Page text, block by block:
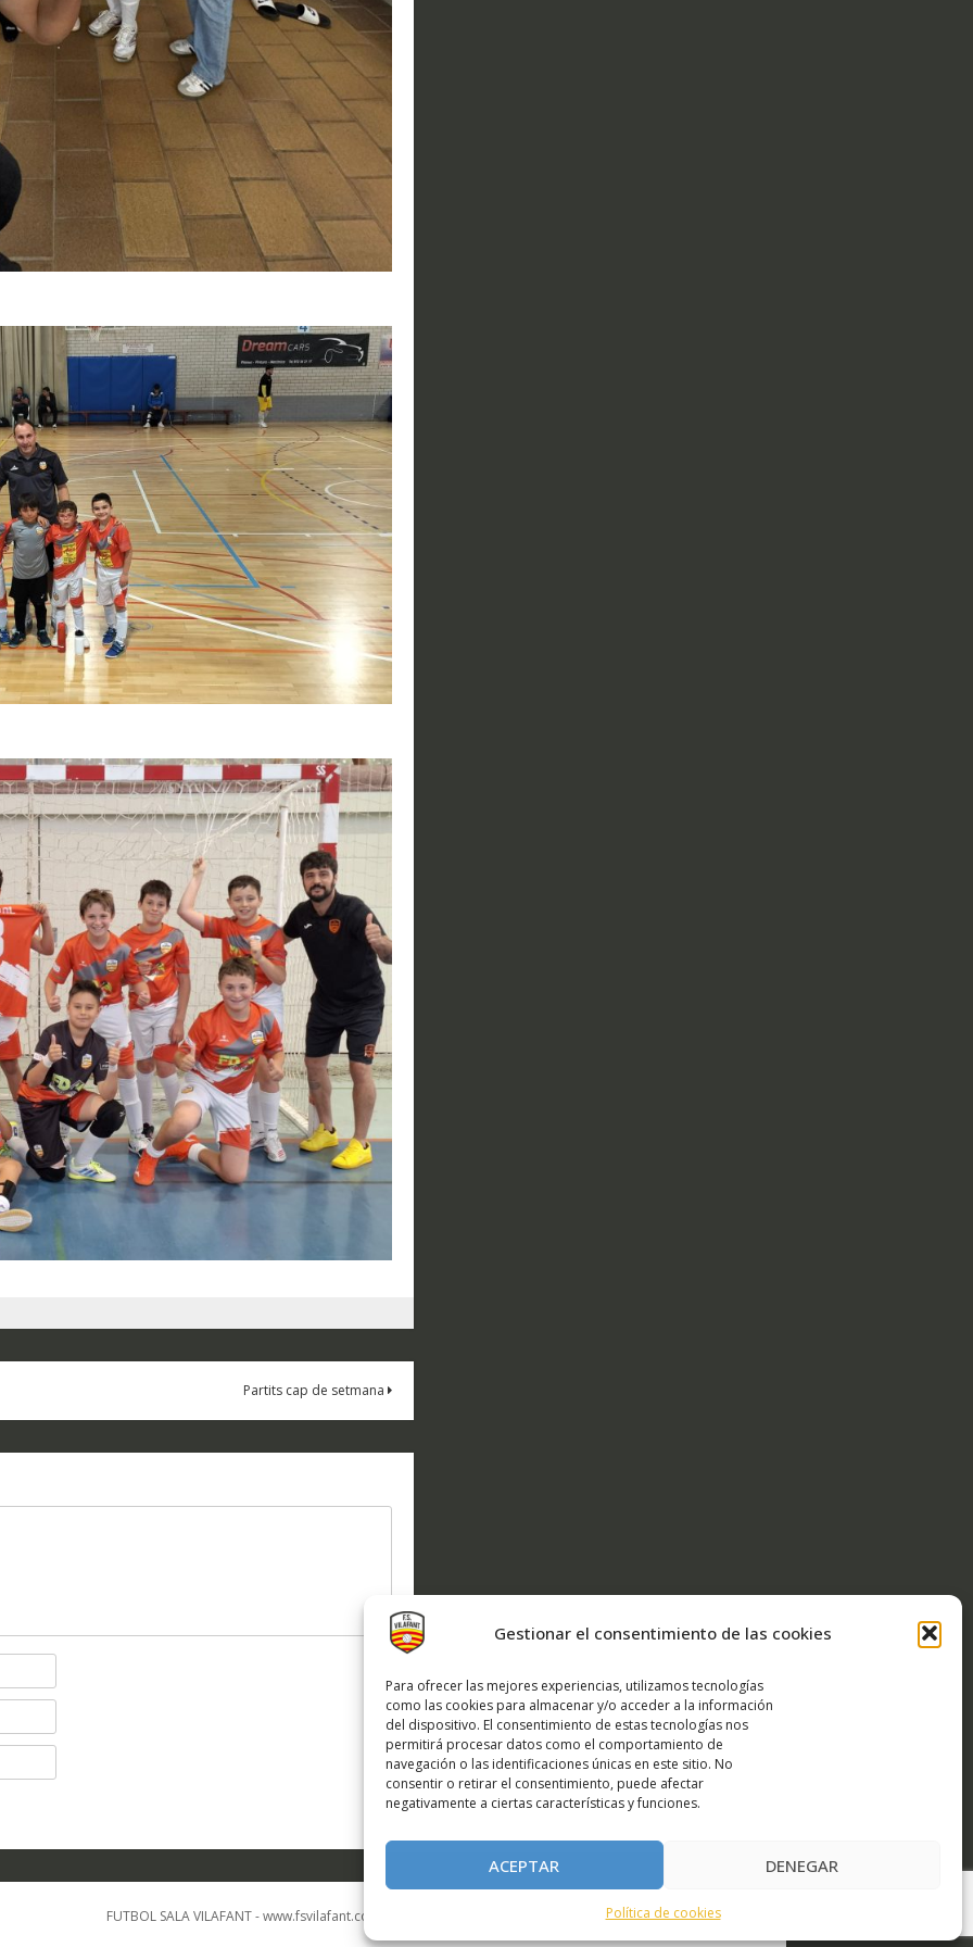
Gestionar el consentimiento de las cookies
Para ofrecer las mejores experiencias, utilizamos tecnologías
como las cookies para almacenar y/o acceder a la información
del dispositivo. El consentimiento de estas tecnologías nos
permitirá procesar datos como el comportamiento de
navegación o las identificaciones únicas en este sitio. No
consentir o retirar el consentimiento, puede afectar
negativamente a ciertas características y funciones.
ACEPTAR DENEGAR
Política de cookies
Partits cap de setmana
FUTBOL SALA VILAFANT - www.fsvilafant.com